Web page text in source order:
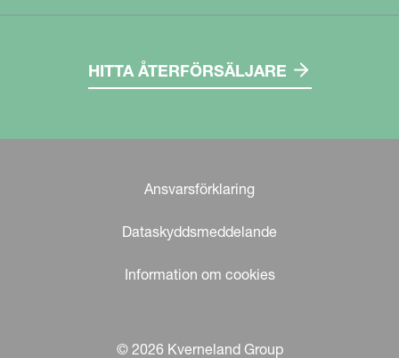
HITTA ÅTERFÖRSÄLJARE
Ansvarsförklaring
Dataskyddsmeddelande
Information om cookies
© 2026 Kverneland Group